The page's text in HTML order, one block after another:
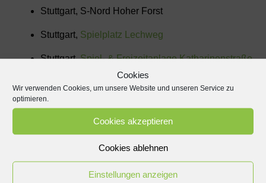
Cookies
Wir verwenden Cookies, um unsere Website und unseren Service zu
optimieren.
Cookies akzeptieren
Cookies ablehnen
Einstellungen anzeigen
Stuttgart, S-Nord Hoher Forst
Stuttgart, Spielplatz Lechweg
Stuttgart,Spiel- & Freizeitanlage Katharinenstraße
Wernau, Evangelischer Johannes-Kindergarten
Weil der Stadt, Malmsheimer Weg
WÖLFFING-SEELIG